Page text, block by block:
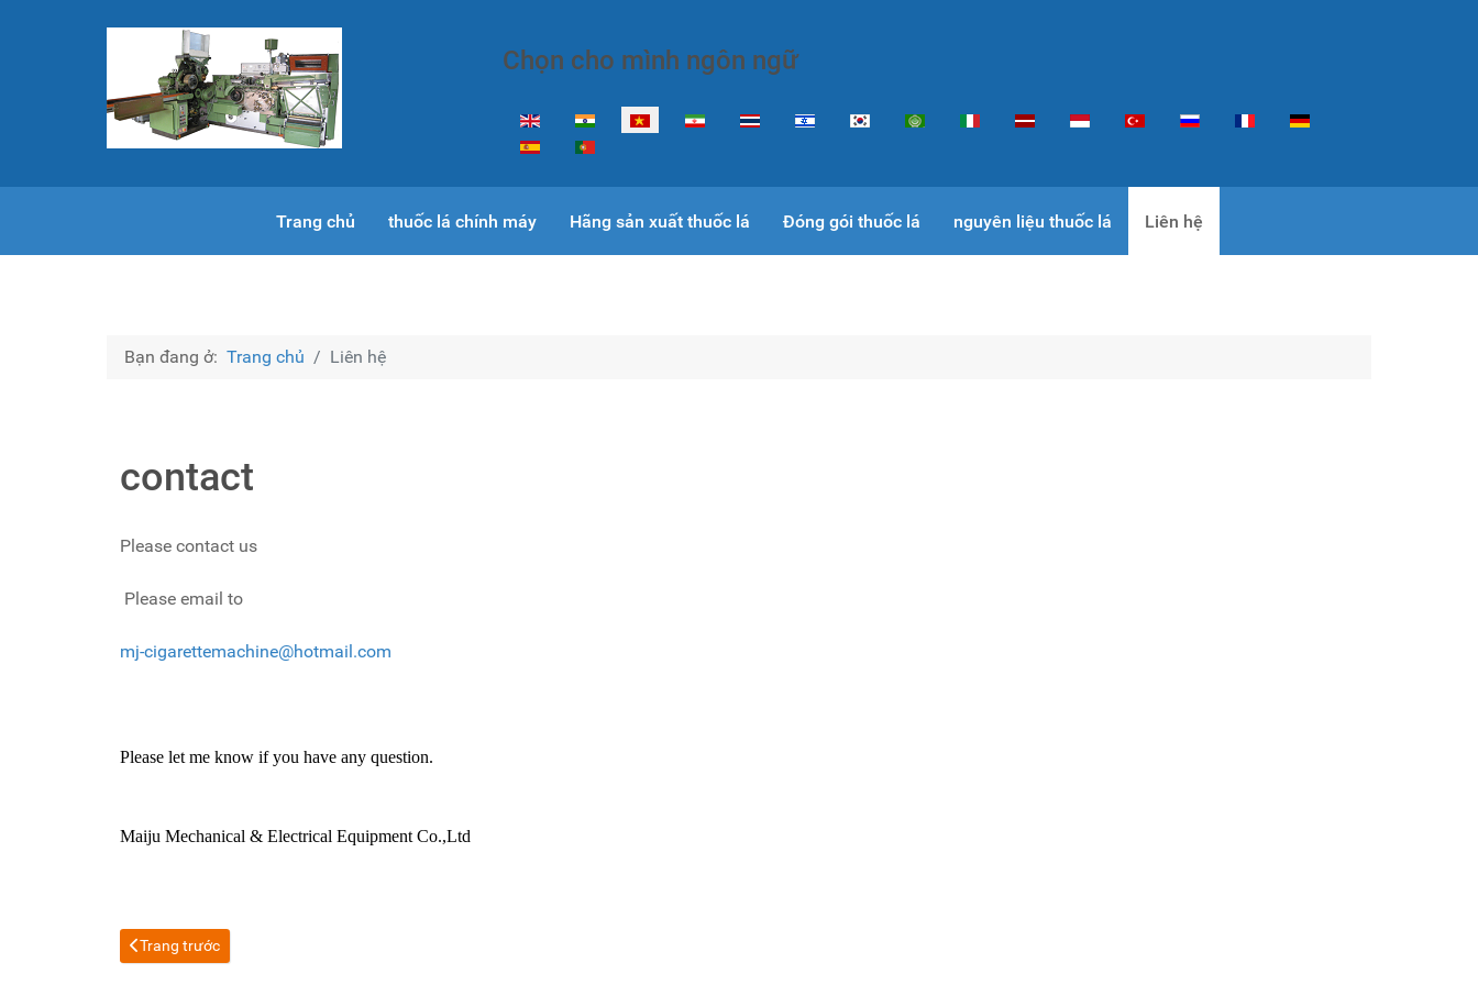
Chọn cho mình ngôn ngữ
Select your language
Trang chủ thuốc lá chính máy Hãng sản xuất thuốc lá Đóng gói thuốc lá nguyên liệu thuốc lá Liên hệ
Bạn đang ở: Trang chủ Liên hệ
contact
Please contact us
Please email to
mj-cigarettemachine@hotmail.com
Please let me know if you have any question.
Maiju Mechanical & Electrical Equipment Co.,Ltd
Previous article: contact us
Trang trước